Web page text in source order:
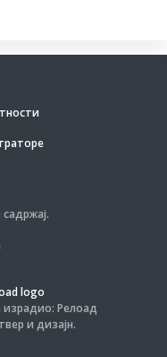
израдио: Релоад
и дизајн.